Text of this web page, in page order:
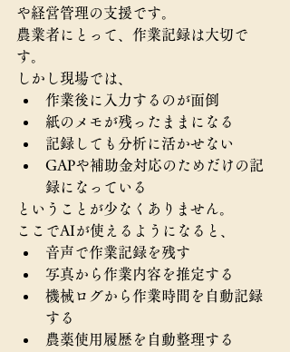
や経営管理の支援です。
農業者にとって、作業記録は大切で
す。
しかし現場では、
作業後に入力するのが面倒
紙のメモが残ったままになる
記録しても分析に活かせない
GAPや補助金対応のためだけの記
録になっている
ということが少なくありません。
ここでAIが使えるようになると、
音声で作業記録を残す
写真から作業内容を推定する
機械ログから作業時間を自動記録
する
農薬使用履歴を自動整理する